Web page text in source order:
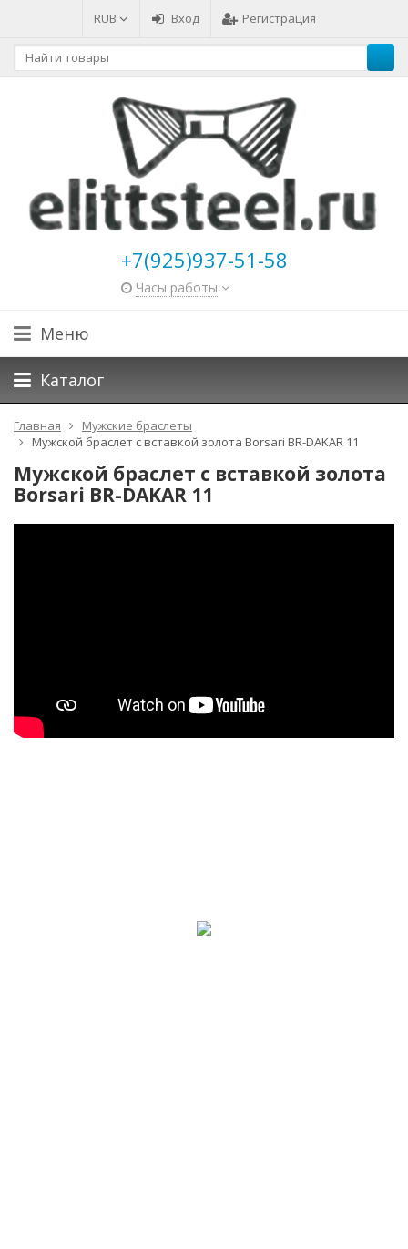
RUB Вход Регистрация
+7(925)937-51-58
Часы работы
Меню
Каталог
Главная
Мужские браслеты
Мужской браслет с вставкой золота Borsari BR-DAKAR 11
Мужской браслет с вставкой золота
Borsari BR-DAKAR 11